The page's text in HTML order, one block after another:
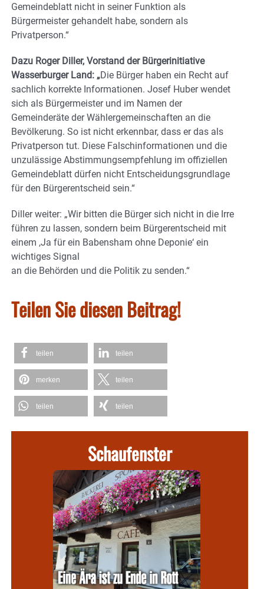
Gemeindeblatt nicht in seiner Funktion als
Bürgermeister gehandelt habe, sondern als
Privatperson.“
Dazu Roger Diller, Vorstand der Bürgerinitiative
Wasserburger Land: „Die Bürger haben ein Recht auf
sachlich korrekte Informationen. Josef Huber wendet
sich als Bürgermeister und im Namen der
Gemeinderäte der Wählergemeinschaften an die
Bevölkerung. So ist nicht erkennbar, dass er das als
Privatperson tut. Diese Falschinformationen und die
unzulässige Abstimmungsempfehlung im offiziellen
Gemeindeblatt dürfen nicht Entscheidungsgrundlage
für den Bürgerentscheid sein.“
Diller weiter: „Wir bitten die Bürger sich nicht in die Irre
führen zu lassen, sondern beim Bürgerentscheid mit
einem ,Ja für ein Babensham ohne Deponie‘ ein
wichtiges Signal
an die Behörden und die Politik zu senden.“
Teilen Sie diesen Beitrag!
teilen teilen
merken teilen
teilen teilen
Schaufenster